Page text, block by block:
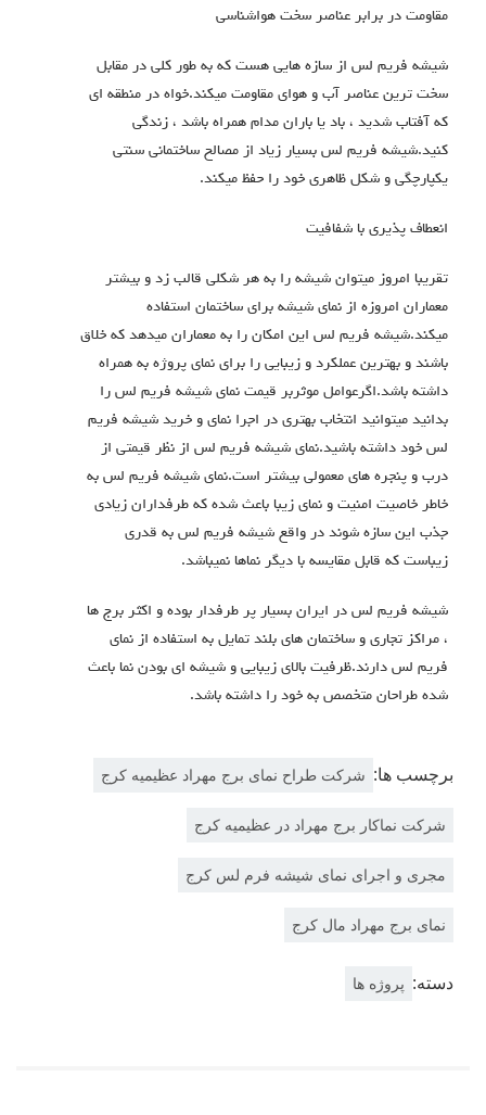
مقاومت در برابر عناصر سخت هواشناسی
شیشه فریم لس از سازه هایی هست که به طور کلی در مقابل
سخت ترین عناصر آب و هوای مقاومت میکند.خواه در منطقه ای
که آفتاب شدید ، باد یا باران مدام همراه باشد ، زندگی
کنید.شیشه فریم لس بسیار زیاد از مصالح ساختمانی سنتی
یکپارچگی و شکل ظاهری خود را حفظ میکند.
انعطاف پذیری با شفافیت
تقریبا امروز میتوان شیشه را به هر شکلی قالب زد و بیشتر
معماران امروزه از نمای شیشه برای ساختمان استفاده
میکند.شیشه فریم لس این امکان را به معماران میدهد که خلاق
باشند و بهترین عملکرد و زیبایی را برای نمای پروژه به همراه
داشته باشد.اگرعوامل موثربر قیمت نمای شیشه فریم لس را
بدانید میتوانید انتخاب بهتری در اجرا نمای و خرید شیشه فریم
لس خود داشته باشید.نمای شیشه فریم لس از نظر قیمتی از
درب و پنجره های معمولی بیشتر است.نمای شیشه فریم لس به
خاطر خاصیت امنیت و نمای زیبا باعث شده که طرفداران زیادی
جذب این سازه شوند در واقع شیشه فریم لس به قدری
زیباست که قابل مقایسه با دیگر نماها نمیباشد.
شیشه فریم لس در ایران بسیار پر طرفدار بوده و اکثر برج ها
، مراکز تجاری و ساختمان های بلند تمایل به استفاده از نمای
فریم لس دارند.ظرفیت بالای زیبایی و شیشه ای بودن نما باعث
شده طراحان متخصص به خود را داشته باشد.
برچسب ها: شرکت طراح نمای برج مهراد عظیمیه کرج
شرکت نماکار برج مهراد در عظیمیه کرج
مجری و اجرای نمای شیشه فرم لس کرج
نمای برج مهراد مال کرج
دسته: پروژه ها